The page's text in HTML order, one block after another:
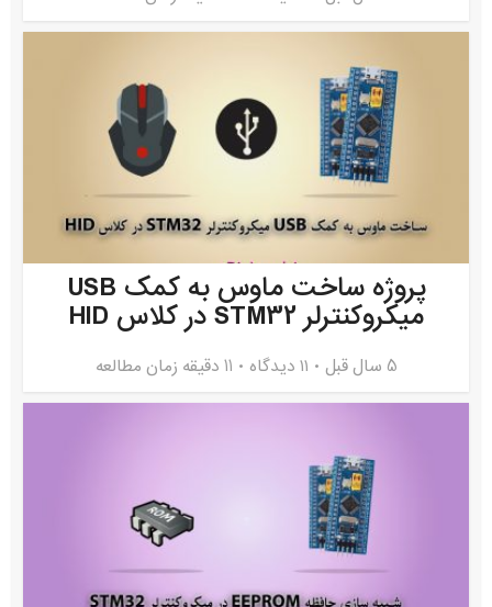
پروژه ساخت ماوس به کمک USB
میکروکنترلر STM32 در کلاس HID
5 سال قبل ۱۱ دیدگاه 11 دقیقه زمان مطالعه